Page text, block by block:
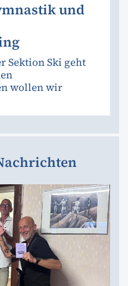
und
Sektion Ski geht
wollen wir